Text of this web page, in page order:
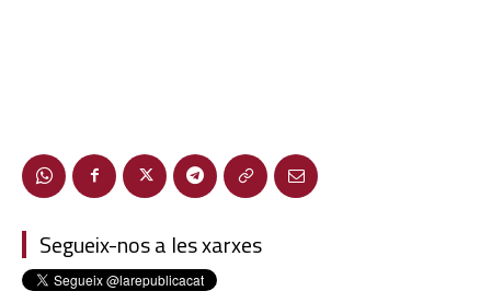
Segueix-nos a les xarxes